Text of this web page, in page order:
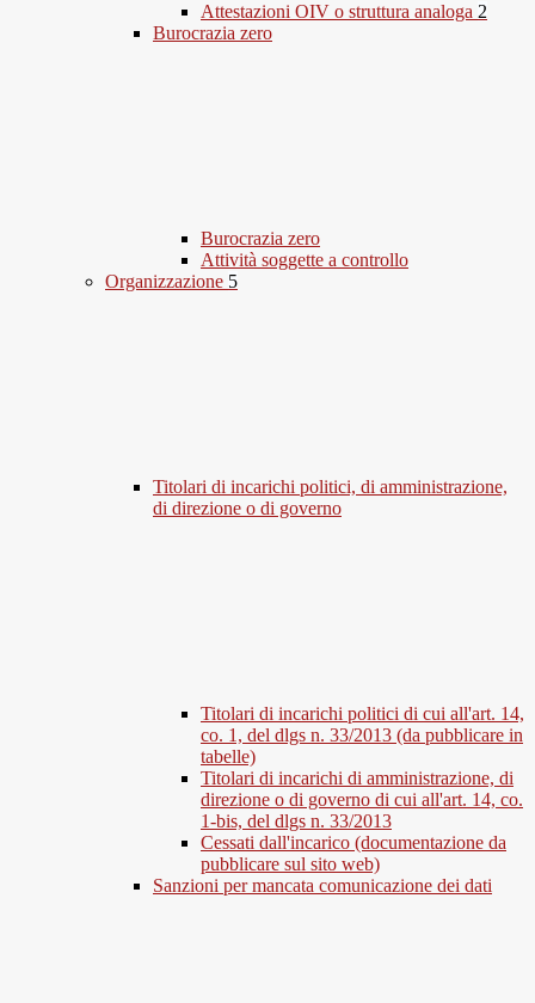
Attestazioni OIV o struttura analoga 2
Burocrazia zero
Burocrazia zero
Attività soggette a controllo
Organizzazione 5
Titolari di incarichi politici, di amministrazione,
di direzione o di governo
Titolari di incarichi politici di cui all'art. 14,
co. 1, del dlgs n. 33/2013 (da pubblicare in
tabelle)
Titolari di incarichi di amministrazione, di
direzione o di governo di cui all'art. 14, co.
1-bis, del dlgs n. 33/2013
Cessati dall'incarico (documentazione da
pubblicare sul sito web)
Sanzioni per mancata comunicazione dei dati